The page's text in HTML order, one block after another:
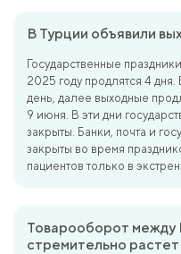
В Турции объявили
Государственные
2025 году продлятся 4
день, далее выходные
9 июня. В эти дни
закрыты. Банки, почта и
закрыты во время
пациентов только в
Товарооборот
стремительно растет